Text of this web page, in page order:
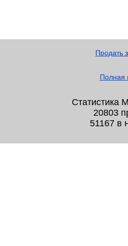
Продать
Полная
Статистика
20803
51167 в